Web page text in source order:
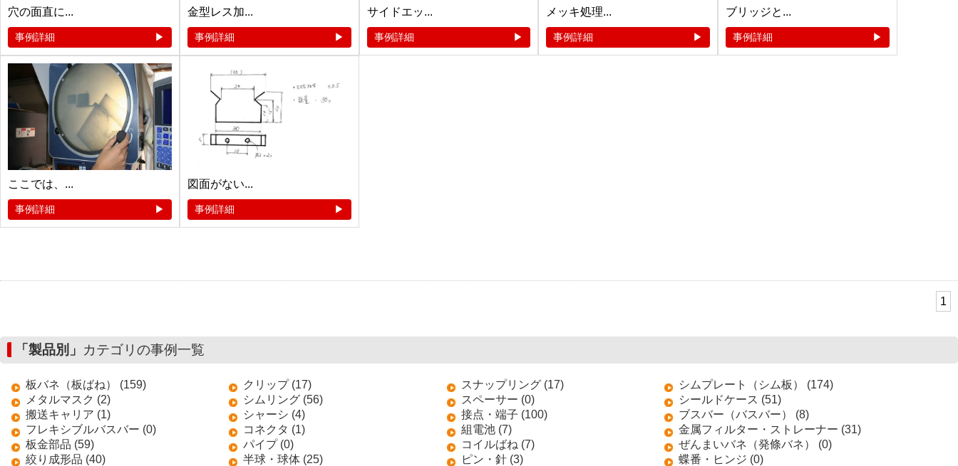
穴の面直に...
事例詳細
金型レス加...
事例詳細
サイドエッ...
事例詳細
メッキ処理...
事例詳細
ブリッジと...
事例詳細
ここでは、...
事例詳細
図面がない...
事例詳細
1
「製品別」 カテゴリの事例一覧
板バネ（板ばね） (159) クリップ (17) スナップリング (17)
シムプレート（シム板） (174)
メタルマスク (2)
シムリング (56) スペーサー (0)
シールドケース (51)
搬送キャリア (1)
シャーシ (4) 接点・端子 (100)
ブスバー（バスバー） (8)
フレキシブルバスバー (0)
コネクタ (1) 組電池 (7)
金属フィルター・ストレーナー (31)
板金部品 (59)
パイプ (0) コイルばね (7)
ぜんまいバネ（発條バネ） (0)
絞り成形品 (40)
半球・球体 (25) ピン・針 (3)
蝶番・ヒンジ (0)